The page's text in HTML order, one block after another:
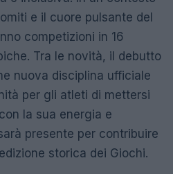
e il cuore pulsante del
competizioni in 16
Tra le novità, il debutto
nuova disciplina ufficiale
per gli atleti di mettersi
la sua energia e
presente per contribuire
storica dei Giochi.